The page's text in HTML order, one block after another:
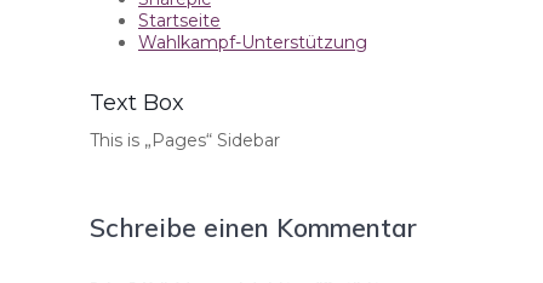
Startseite
Wahlkampf-Unterstützung
Text Box
This is „Pages“ Sidebar
Schreibe einen Kommentar